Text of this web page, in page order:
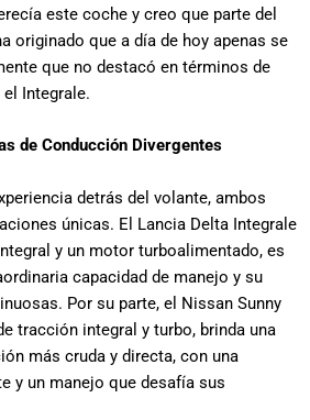
este coche y creo que parte del
originado que a día de hoy apenas se
que no destacó en términos de
Integrale.
de Conducción Divergentes
detrás del volante, ambos
únicas. El Lancia Delta Integrale
y un motor turboalimentado, es
capacidad de manejo y su
Por su parte, el Nissan Sunny
tracción integral y turbo, brinda una
más cruda y directa, con una
y un manejo que desafía sus